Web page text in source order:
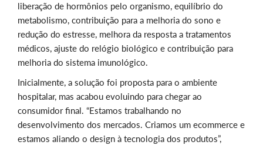
liberação de hormônios pelo organismo, equilíbrio do
metabolismo, contribuição para a melhoria do sono e
redução do estresse, melhora da resposta a tratamentos
médicos, ajuste do relógio biológico e contribuição para
melhoria do sistema imunológico.
Inicialmente, a solução foi proposta para o ambiente
hospitalar, mas acabou evoluindo para chegar ao
consumidor final. “Estamos trabalhando no
desenvolvimento dos mercados. Criamos um ecommerce e
estamos aliando o design à tecnologia dos produtos”,